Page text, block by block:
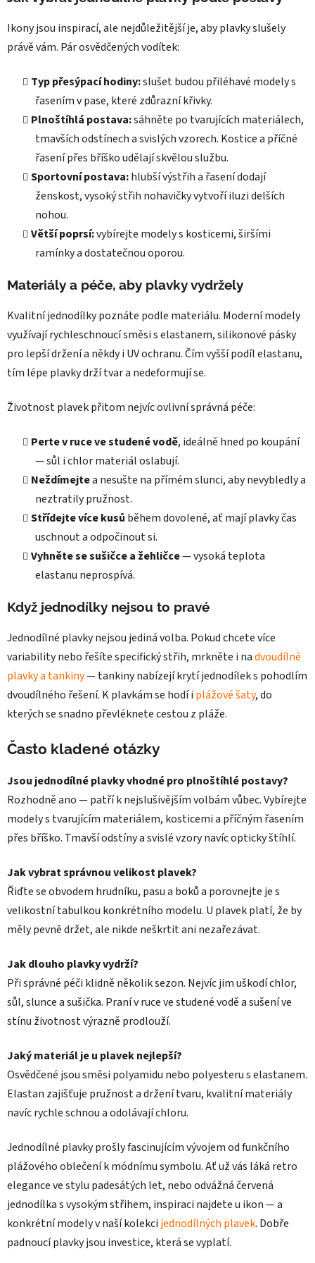
Ikony jsou inspirací, ale nejdůležitější je, aby plavky slušely
právě vám. Pár osvědčených vodítek:
Typ přesýpací hodiny:slušet budou přiléhavé modely s
řasením v pase, které zdůrazní křivky.
Plnoštíhlá postava:sáhněte po tvarujících materiálech,
tmavších odstínech a svislých vzorech. Kostice a příčné
řasení přes bříško udělají skvělou službu.
Sportovní postava:hlubší výstřih a řasení dodají
ženskost, vysoký střih nohavičky vytvoří iluzi delších
nohou.
Větší poprsí:vybírejte modely s kosticemi, širšími
ramínky a dostatečnou oporou.
Materiály a péče, aby plavky vydržely
Kvalitní jednodílky poznáte podle materiálu. Moderní modely
využívají rychleschnoucí směsi s elastanem, silikonové pásky
pro lepší držení a někdy i UV ochranu. Čím vyšší podíl elastanu,
tím lépe plavky drží tvar a nedeformují se.
Životnost plavek přitom nejvíc ovlivní správná péče:
Perte v ruce ve studené vodě, ideálně hned po koupání
— sůl i chlor materiál oslabují.
Neždímejtea nesušte na přímém slunci, aby nevybledly a
neztratily pružnost.
Střídejte více kusů během dovolené, ať mají plavky čas
uschnout a odpočinout si.
Vyhněte se sušičce a žehličce— vysoká teplota
elastanu neprospívá.
Když jednodílky nejsou to pravé
Jednodílné plavky nejsou jediná volba. Pokud chcete více
variability nebo řešíte specifický střih, mrkněte i nadvoudílné
plavky a tankiny— tankiny nabízejí krytí jednodílek s pohodlím
dvoudílného řešení. K plavkám se hodí i plážové šaty, do
kterých se snadno převléknete cestou z pláže.
Často kladené otázky
Jsou jednodílné plavky vhodné pro plnoštíhlé postavy?
Rozhodně ano — patří k nejslušivějším volbám vůbec. Vybírejte
modely s tvarujícím materiálem, kosticemi a příčným řasením
přes bříško. Tmavší odstíny a svislé vzory navíc opticky štíhlí.
Jak vybrat správnou velikost plavek?
Řiďte se obvodem hrudníku, pasu a boků a porovnejte je s
velikostní tabulkou konkrétního modelu. U plavek platí, že by
měly pevně držet, ale nikde neškrtit ani nezařezávat.
Jak dlouho plavky vydrží?
Při správné péči klidně několik sezon. Nejvíc jim uškodí chlor,
sůl, slunce a sušička. Praní v ruce ve studené vodě a sušení ve
stínu životnost výrazně prodlouží.
Jaký materiál je u plavek nejlepší?
Osvědčené jsou směsi polyamidu nebo polyesteru s elastanem.
Elastan zajišťuje pružnost a držení tvaru, kvalitní materiály
navíc rychle schnou a odolávají chloru.
Jednodílné plavky prošly fascinujícím vývojem od funkčního
plážového oblečení k módnímu symbolu. Ať už vás láká retro
elegance ve stylu padesátých let, nebo odvážná červená
jednodílka s vysokým střihem, inspiraci najdete u ikon — a
konkrétní modely v naší kolekci jednodílných plavek. Dobře
padnoucí plavky jsou investice, která se vyplatí.